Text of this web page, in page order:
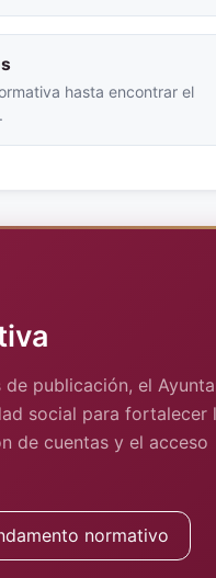
hasta encontrar el
publicación, el
social para fortalecer
de cuentas y el acceso
normativo